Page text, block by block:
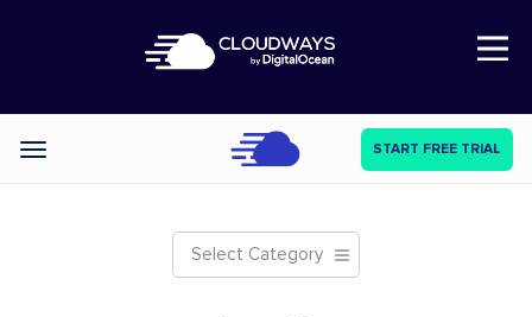
Open Nav
Categories START FREE TRIAL
Select Category